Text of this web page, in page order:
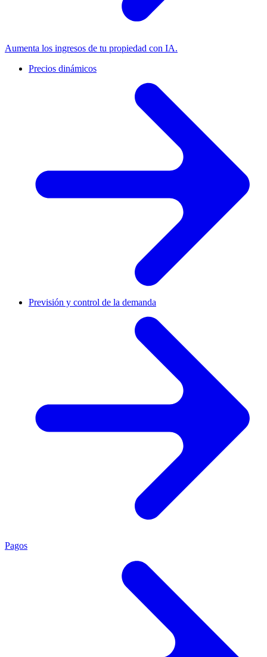
Aumenta los ingresos de tu propiedad con IA.
Precios dinámicos
Previsión y control de la demanda
Pagos